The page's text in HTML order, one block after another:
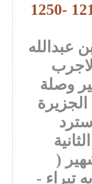
الجيل الثالث ( 1210 -1250
عبدالله
وصلة
(
تبراء -